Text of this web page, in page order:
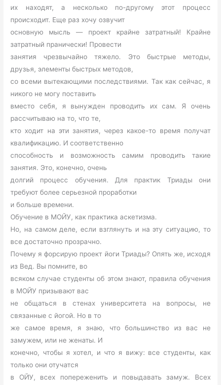
их находят, а несколько по-другому этот процесс
происходит. Еще раз хочу озвучит
основную мысль — проект крайне затратный! Крайне
затратный пранически! Провести
занятия чрезвычайно тяжело. Это быстрые методы,
друзья, элементы быстрых методов,
со всеми вытекающими последствиями. Так как сейчас, я
никого не могу поставить
вместо себя, я вынужден проводить их сам. Я очень
рассчитываю на то, что те,
кто ходит на эти занятия, через какое-то время получат
квалификацию. И соответственно
способность и возможность самим проводить такие
занятия. Это, конечно, очень
долгий процесс обучения. Для практик Триады они
требуют более серьезной проработки
и больше времени.
Обучение в МОЙУ, как практика аскетизма.
Но, на самом деле, если взглянуть и на эту ситуацию, то
все достаточно прозрачно.
Почему я форсирую проект йоги Триады? Опять же, исходя
из Вед. Вы помните, во
всяком случае студенты об этом знают, правила обучения
в МОЙУ призывают вас
не общаться в стенах университета на вопросы, не
связанные с йогой. Но в то
же самое время, я знаю, что большинство из вас не
замужем, или не женаты. И
конечно, чтобы я хотел, и что я вижу: все студенты, как
только они отучатся
в ОЙУ, всех попереженить и повыдавать замуж. Всех